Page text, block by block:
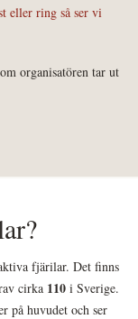
eller ring så ser vi
organisatören tar ut
fjärilar. Det finns
cirka 110 i Sverige.
på huvudet och ser